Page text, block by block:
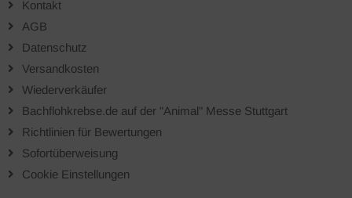
Kontakt
AGB
Datenschutz
Versandkosten
Wiederverkäufer
Bachflohkrebse.de auf der "Animal" Messe Stuttgart
Richtlinien für Bewertungen
Sofortüberweisung
Cookie Einstellungen